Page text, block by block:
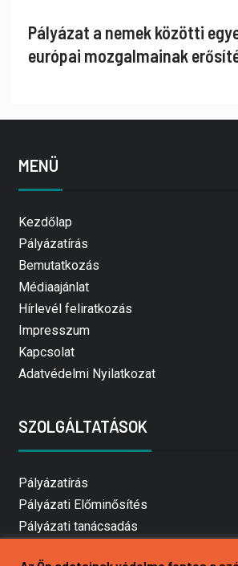
Pályázat a nemek közötti
európai mozgalmainak
MENÜ
Kezdőlap
Pályázatírás
Bemutatkozás
Médiaajánlat
Hírlevél feliratkozás
Impresszum
Kapcsolat
Adatvédelmi Nyilatkozat
SZOLGÁLTATÁSOK
Pályázatírás
Pályázati Előminősítés
Pályázati tanácsadás